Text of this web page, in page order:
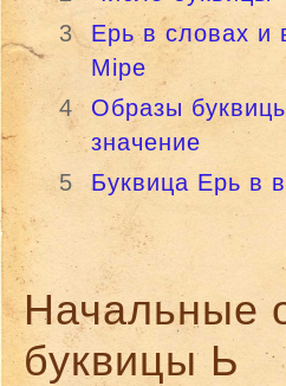
3
Ерь в словах и
Мiре
4
Образы
значение
5
Буквица Ерь в
Начальные
буквицы Ь